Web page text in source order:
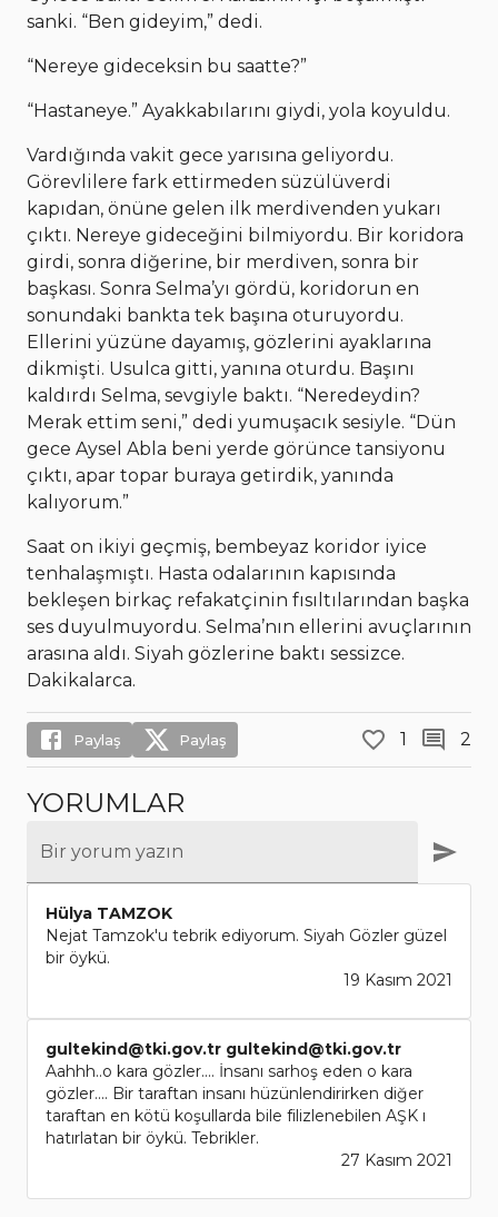
sanki. “Ben gideyim,” dedi.
“Nereye gideceksin bu saatte?”
“Hastaneye.” Ayakkabılarını giydi, yola koyuldu.
Vardığında vakit gece yarısına geliyordu.
Görevlilere fark ettirmeden süzülüverdi
kapıdan, önüne gelen ilk merdivenden yukarı
çıktı. Nereye gideceğini bilmiyordu. Bir koridora
girdi, sonra diğerine, bir merdiven, sonra bir
başkası. Sonra Selma’yı gördü, koridorun en
sonundaki bankta tek başına oturuyordu.
Ellerini yüzüne dayamış, gözlerini ayaklarına
dikmişti. Usulca gitti, yanına oturdu. Başını
kaldırdı Selma, sevgiyle baktı. “Neredeydin?
Merak ettim seni,” dedi yumuşacık sesiyle. “Dün
gece Aysel Abla beni yerde görünce tansiyonu
çıktı, apar topar buraya getirdik, yanında
kalıyorum.”
Saat on ikiyi geçmiş, bembeyaz koridor iyice
tenhalaşmıştı. Hasta odalarının kapısında
bekleşen birkaç refakatçinin fısıltılarından başka
ses duyulmuyordu. Selma’nın ellerini avuçlarının
arasına aldı. Siyah gözlerine baktı sessizce.
Dakikalarca.
Paylaş Paylaş 1 2
YORUMLAR
Bir yorum yazın
Hülya TAMZOK
Nejat Tamzok'u tebrik ediyorum. Siyah Gözler güzel
bir öykü.
19 Kasım 2021
gultekind@tki.gov.tr gultekind@tki.gov.tr
Aahhh..o kara gözler.... İnsanı sarhoş eden o kara
gözler.... Bir taraftan insanı hüzünlendirirken diğer
taraftan en kötü koşullarda bile filizlenebilen AŞK ı
hatırlatan bir öykü. Tebrikler.
27 Kasım 2021